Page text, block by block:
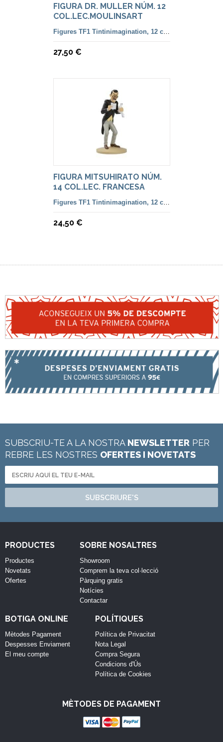
FIGURA DR. MULLER NÚM. 12
COL.LEC.MOULINSART
Figures TF1 Tintinimagination, 12 cm. color i françesa
27,50 €
FIGURA MITSUHIRATO NÚM.
14 COL.LEC. FRANCESA
Figures TF1 Tintinimagination, 12 cm. color i françesa
24,50 €
SUBSCRIU-TE A LA NOSTRA NEWSLETTER PER
REBRE LES NOSTRES OFERTES I NOVETATS
SUBSCRIURE'S
PRODUCTES
Productes
Novetats
Ofertes
SOBRE NOSALTRES
Showroom
Comprem la teva col·lecció
Pàrquing gratis
Notícies
Contactar
BOTIGA ONLINE
Mètodes Pagament
Despesses Enviament
El meu compte
POLÍTIQUES
Política de Privacitat
Nota Legal
Compra Segura
Condicions d'Ús
Política de Cookies
MÈTODES DE PAGAMENT